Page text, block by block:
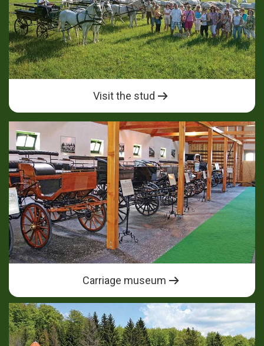
Visit the stud
Carriage museum